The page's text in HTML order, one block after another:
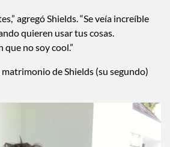
agregó Shields. “Se veía increíble
quieren usar tus cosas.
no soy cool.”
de Shields (su segundo)